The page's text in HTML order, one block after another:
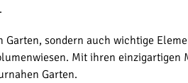
sondern auch wichtige
Mit ihren
Garten.